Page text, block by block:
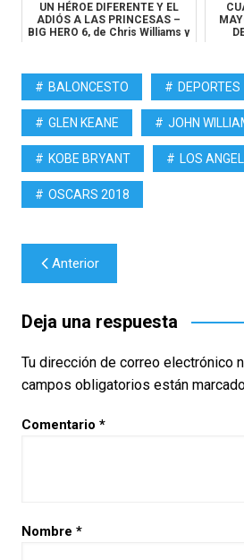
UN HÉROE DIFERENTE Y EL
ADIÓS A LAS PRINCESAS –
BIG HERO 6, de Chris Williams y
BALONCESTO DEPORTES
GLEN KEANE JOHN
KOBE BRYANT LOS
OSCARS 2018
Navegación
de
entradas
Anterior
Deja una respuesta
Tu dirección de correo electrónico
campos obligatorios están
Comentario *
Nombre *